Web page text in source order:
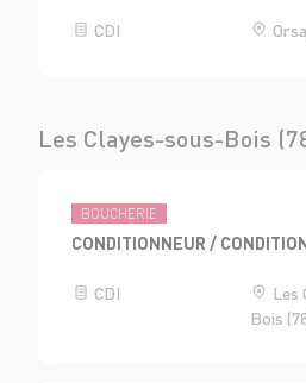
CDI
Les Clayes-sous-Bois
BOUCHERIE
CONDITIONNEUR /
CDI
Les
Bois